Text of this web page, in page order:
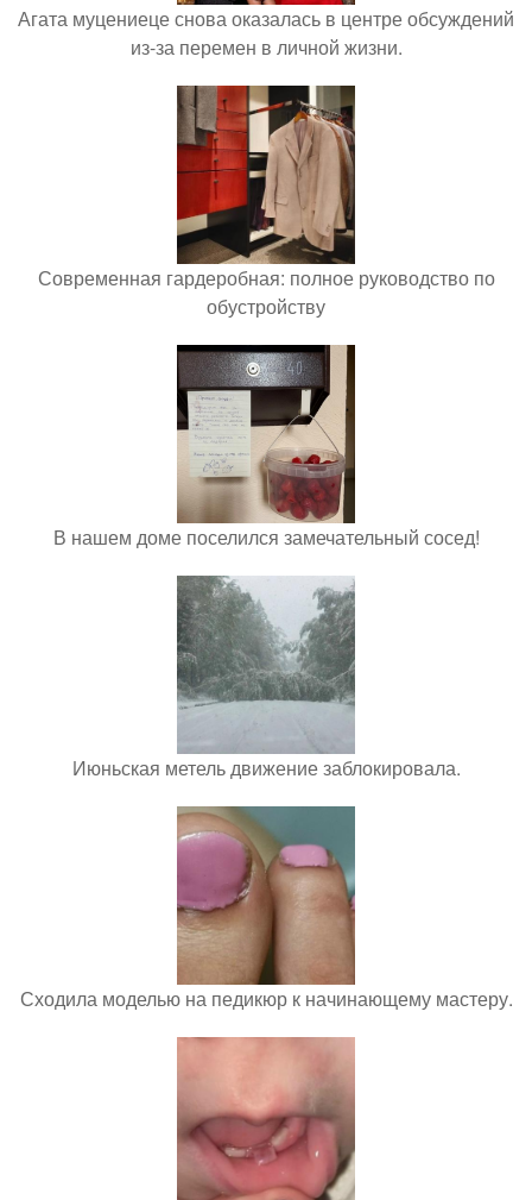
Агата муцениеце снова оказалась в центре обсуждений
из-за перемен в личной жизни.
Современная гардеробная: полное руководство по
обустройству
В нашем доме поселился замечательный сосед!
Июньская метель движение заблокировала.
Сходила моделью на педикюр к начинающему мастеру.